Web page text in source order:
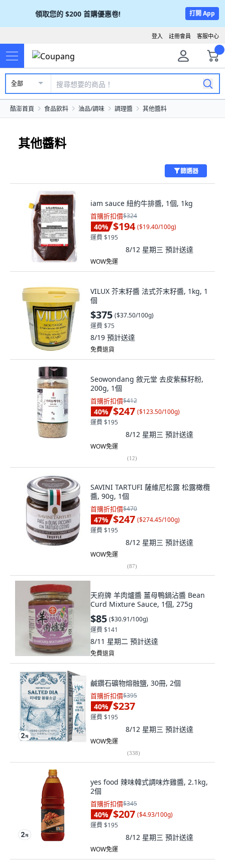
領取您的 $200 首購優惠卷! 打開 App
客服中心
註冊會員
登入
全部
酷澎首頁 食品飲料 油品/調味 調理醬 其他醬料
其他醬料
篩選器
iam sauce 紐約牛排醬, 1個, 1kg
首購折扣價$324
40% $194 ($19.40/100g)
運費 $195
8/12 星期三 預計送達
WOW免運
VILUX 芥末籽醬 法式芥末籽醬, 1kg, 1
個
$375 ($37.50/100g)
運費 $75
8/19 預計送達
免費退貨
Seowondang 敘元堂 去皮紫蘇籽粉,
200g, 1個
首購折扣價$412
40% $247 ($123.50/100g)
運費 $195
8/12 星期三 預計送達
WOW免運
(12)
SAVINI TARTUFI 薩維尼松露 松露橄欖
醬, 90g, 1個
首購折扣價$470
47% $247 ($274.45/100g)
運費 $195
8/12 星期三 預計送達
WOW免運
(87)
天府牌 羊肉爐醬 薑母鴨鍋沾醬 Bean
Curd Mixture Sauce, 1個, 275g
$85 ($30.91/100g)
運費 $141
8/11 星期二 預計送達
免費退貨
鹹鑽石礦物熔融鹽, 30冊, 2個
首購折扣價$395
40% $237
運費 $195
8/12 星期三 預計送達
WOW免運
(338)
yes food 辣味韓式調味炸雞醬, 2.1kg,
2個
首購折扣價$345
40% $207 ($4.93/100g)
運費 $195
8/12 星期三 預計送達
WOW免運